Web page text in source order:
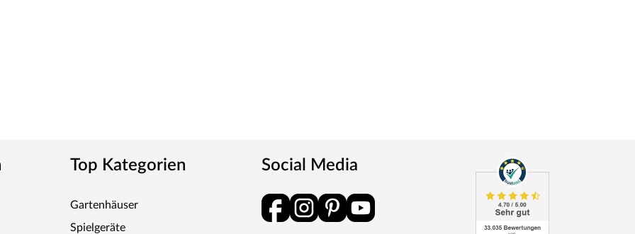
Top Kategorien
Gartenhäuser
Spielgeräte
Social Media